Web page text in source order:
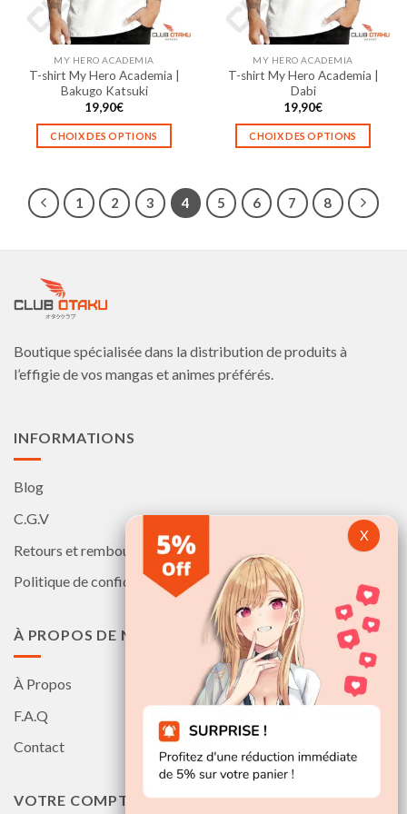
choisies
la
page
du
produit
choisies
la
page
du
produit
MY HERO ACADEMIA
T-shirt My Hero Academia |
Bakugo Katsuki
19,90€
CHOIX DES OPTIONS
a
plusieurs
Les
être
sur
MY HERO ACADEMIA
T-shirt My Hero Academia |
Dabi
19,90€
CHOIX DES OPTIONS
a
plusieurs
Les
sur
1 2 3 4 5 6 7 8
Boutique spécialisée dans la distribution de produits à
l’effigie de vos mangas et animes préférés.
INFORMATIONS
Blog
C.G.V
Retours et remboursements
Politique de confidentialité
À PROPOS DE NOUS
À Propos
F.A.Q
Contact
VOTRE COMPTE